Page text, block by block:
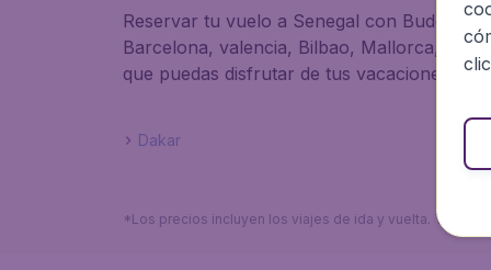
Reservar tu vuelo a Senegal con
Barcelona, valencia, Bilbao, Mallorca,
que puedas disfrutar de tus vacaciones a
Dakar
*Los precios incluyen los viajes de ida y vuelta. Tarifas